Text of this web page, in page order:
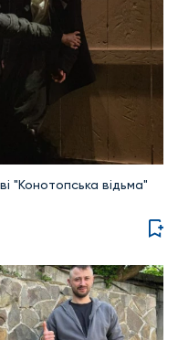
"Конотопська відьма"